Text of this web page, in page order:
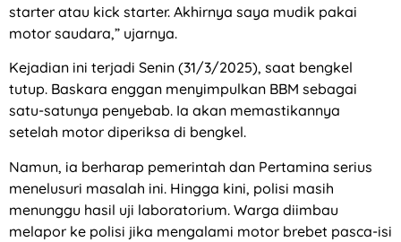
starter atau kick starter. Akhirnya saya mudik pakai
motor saudara,” ujarnya.
Kejadian ini terjadi Senin (31/3/2025), saat bengkel
tutup. Baskara enggan menyimpulkan BBM sebagai
satu-satunya penyebab. Ia akan memastikannya
setelah motor diperiksa di bengkel.
Namun, ia berharap pemerintah dan Pertamina serius
menelusuri masalah ini. Hingga kini, polisi masih
menunggu hasil uji laboratorium. Warga diimbau
melapor ke polisi jika mengalami motor brebet pasca-isi